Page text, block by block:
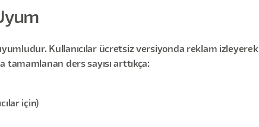
Kullanıcılar ücretsiz versiyonda reklam
ders sayısı arttıkça:
için)